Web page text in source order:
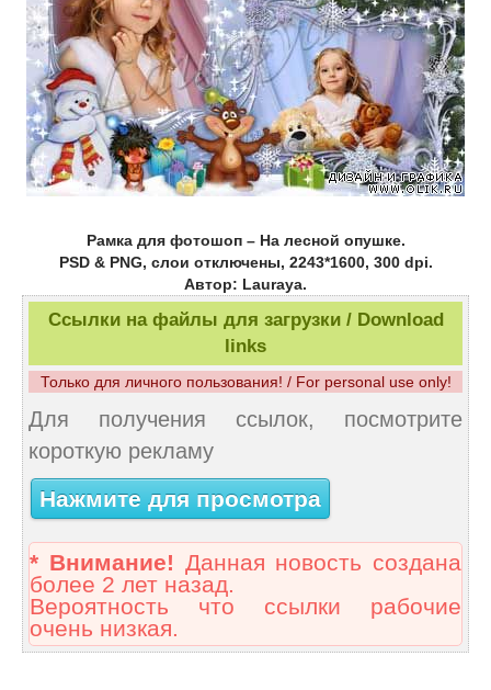
Рамка для фотошоп – На лесной опушке.
PSD & PNG, слои отключены, 2243*1600, 300 dpi.
Автор: Lauraya.
Ссылки на файлы для загрузки / Download
links
Только для личного пользования! / For personal use only!
Для получения ссылок, посмотрите
короткую рекламу
Нажмите для просмотра
* Внимание! Данная новость создана
более 2 лет назад.
Вероятность что ссылки рабочие
очень низкая.